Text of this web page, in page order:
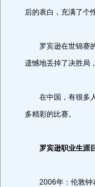
后的表白，充满了个性
罗宾逊在世锦赛的
遗憾地丢掉了决胜局
在中国，有很多人
多精彩的比赛。
罗宾逊职业生涯
2006年：伦敦钟